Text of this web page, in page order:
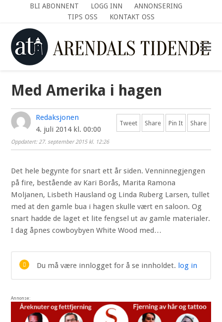
BLI ABONNENT LOGG INN
ANNONSERING
TIPS OSS
KONTAKT OSS
Med Amerika i hagen
Tweet Share Pin It Share
Redaksjonen
4. juli 2014 kl. 00:00
Oppdatert: 27. september 2015 kl. 12:26
Det hele begynte for snart ett år siden. Venninnegjengen
på fire, bestående av Kari Borås, Marita Ramona
Moljanen, Lisbeth Hausland og Linda Ruberg Larsen, tullet
med at den gamle bua i hagen skulle vært en saloon. Og
snart hadde de laget et lite fengsel ut av gamle materialer.
I dag åpnes cowboybyen White Wood med…
Du må være innlogget for å se innholdet. log in
Annonse: